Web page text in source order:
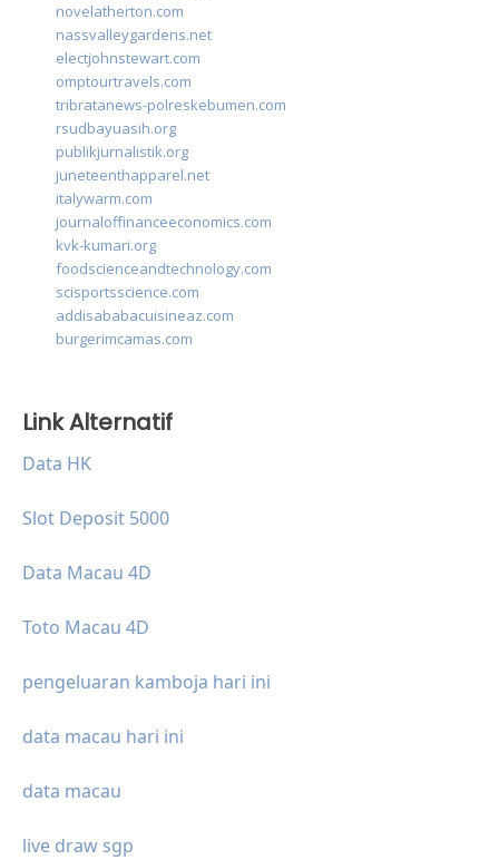
novelatherton.com
nassvalleygardens.net
electjohnstewart.com
omptourtravels.com
tribratanews-polreskebumen.com
rsudbayuasih.org
publikjurnalistik.org
juneteenthapparel.net
italywarm.com
journaloffinanceeconomics.com
kvk-kumari.org
foodscienceandtechnology.com
scisportsscience.com
addisababacuisineaz.com
burgerimcamas.com
Link Alternatif
Data HK
Slot Deposit 5000
Data Macau 4D
Toto Macau 4D
pengeluaran kamboja hari ini
data macau hari ini
data macau
live draw sgp